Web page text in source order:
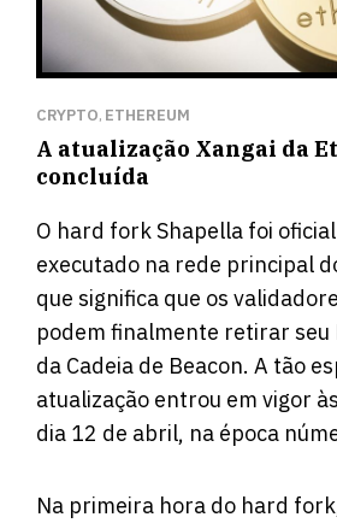
CRYPTO, ETHEREUM
A atualização Xangai da
concluída
O hard fork Shapella foi
executado na rede principal
que significa que os
podem finalmente retirar
da Cadeia de Beacon. A tão
atualização entrou em vigor
dia 12 de abril, na época
Na primeira hora do hard